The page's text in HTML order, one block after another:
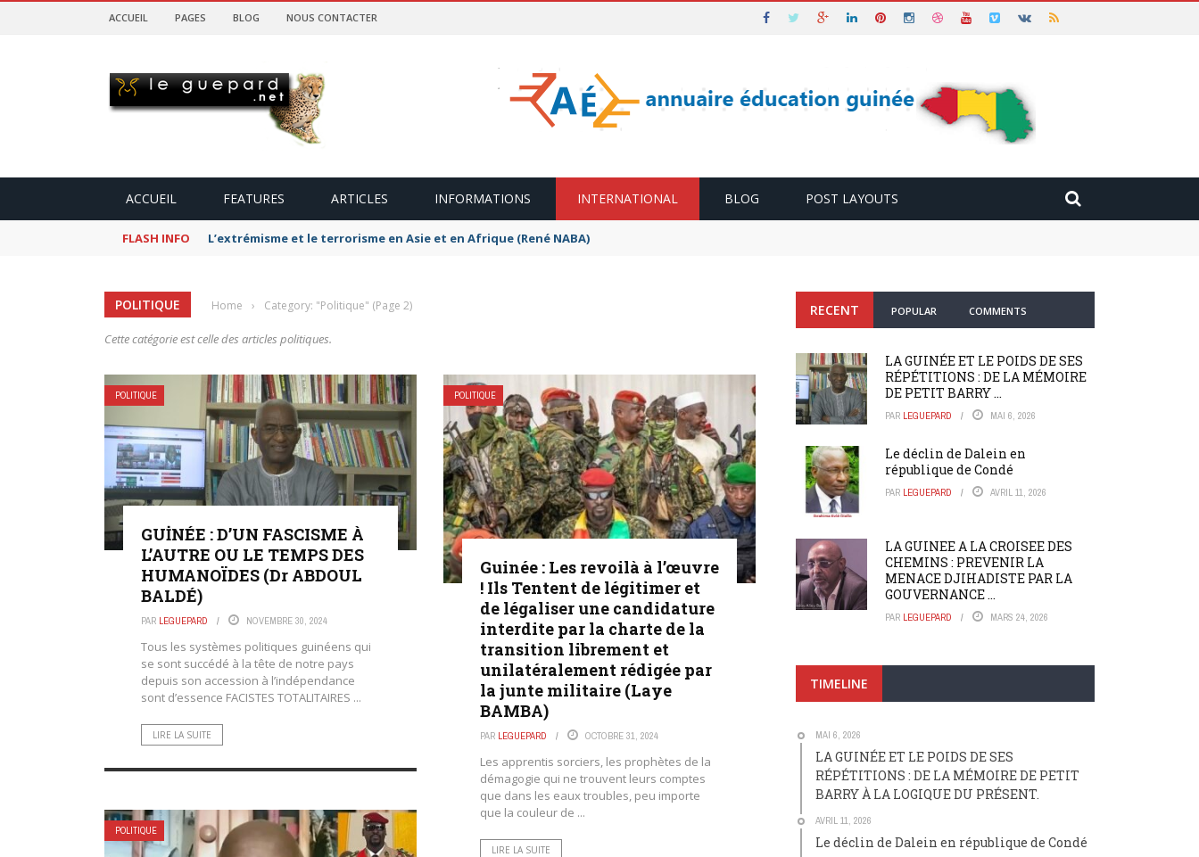
ACCUEIL PAGES BLOG NOUS CONTACTER
ACCUEIL FEATURES ARTICLES INFORMATIONS INTERNATIONAL BLOG POST LAYOUTS
FLASH INFO L’extrémisme et le terrorisme en Asie et en Afrique (René NABA)
POLITIQUE Home › Category: "Politique" (Page 2)
Cette catégorie est celle des articles politiques.
POLITIQUE
GUİNÉE : D’UN FASCISME À
L’AUTRE OU LE TEMPS DES
HUMANOÏDES (Dr ABDOUL
BALDÉ)
PAR LEGUEPARD NOVEMBRE 30, 2024
Tous les systèmes politiques guinéens qui
se sont succédé à la tête de notre pays
depuis son accession à l’indépendance
sont d’essence FACISTES TOTALITAIRES ...
LIRE LA SUITE
POLITIQUE
Guinée : Les revoilà à l’œuvre
! Ils Tentent de légitimer et
de légaliser une candidature
interdite par la charte de la
transition librement et
unilatéralement rédigée par
la junte militaire (Laye
BAMBA)
PAR LEGUEPARD OCTOBRE 31, 2024
Les apprentis sorciers, les prophètes de la
démagogie qui ne trouvent leurs comptes
que dans les eaux troubles, peu importe
que la couleur de ...
LIRE LA SUITE
POLITIQUE
RECENT POPULAR COMMENTS
LA GUINÉE ET LE POIDS DE SES
RÉPÉTITIONS : DE LA MÉMOIRE
DE PETIT BARRY ...
PAR LEGUEPARD MAI 6, 2026
Le déclin de Dalein en
république de Condé
PAR LEGUEPARD AVRIL 11, 2026
LA GUINEE A LA CROISEE DES
CHEMINS : PREVENIR LA
MENACE DJIHADISTE PAR LA
GOUVERNANCE ...
PAR LEGUEPARD MARS 24, 2026
TIMELINE
MAI 6, 2026
LA GUINÉE ET LE POIDS DE SES
RÉPÉTITIONS : DE LA MÉMOIRE DE PETIT
BARRY À LA LOGIQUE DU PRÉSENT.
AVRIL 11, 2026
Le déclin de Dalein en république de Condé